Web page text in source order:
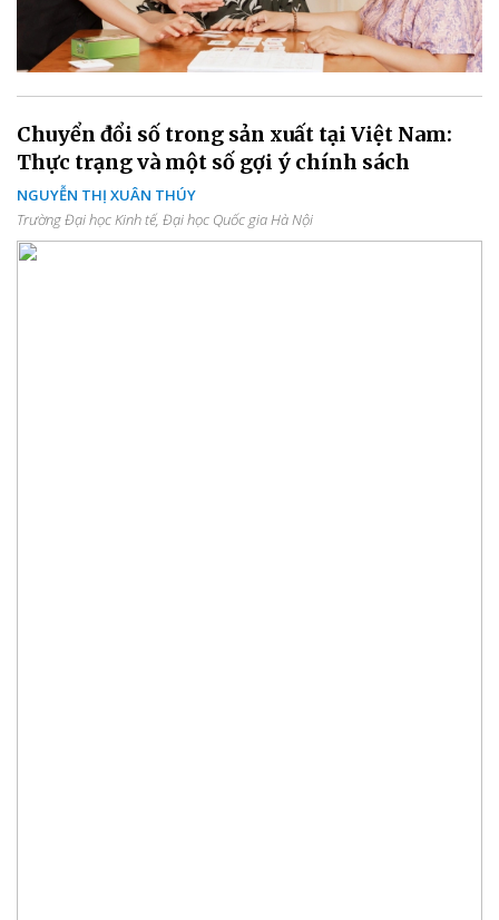
Chuyển đổi số trong sản xuất tại Việt Nam:
Thực trạng và một số gợi ý chính sách
NGUYỄN THỊ XUÂN THÚY
Trường Đại học Kinh tế, Đại học Quốc gia Hà Nội